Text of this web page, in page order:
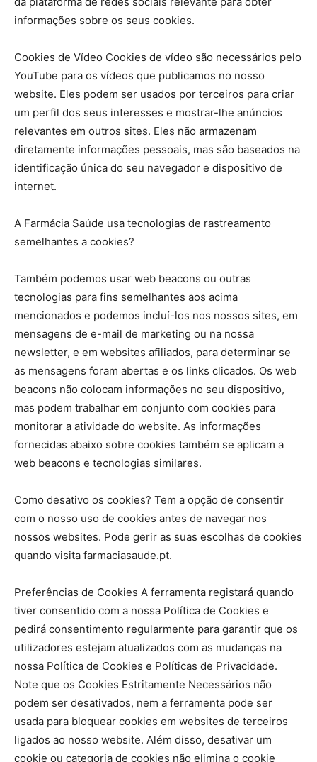
informações sobre os seus cookies.
Cookies de Vídeo Cookies de vídeo são necessários pelo
YouTube para os vídeos que publicamos no nosso
website. Eles podem ser usados por terceiros para criar
um perfil dos seus interesses e mostrar-lhe anúncios
relevantes em outros sites. Eles não armazenam
diretamente informações pessoais, mas são baseados na
identificação única do seu navegador e dispositivo de
internet.
A Farmácia Saúde usa tecnologias de rastreamento
semelhantes a cookies?
Também podemos usar web beacons ou outras
tecnologias para fins semelhantes aos acima
mencionados e podemos incluí-los nos nossos sites, em
mensagens de e-mail de marketing ou na nossa
newsletter, e em websites afiliados, para determinar se
as mensagens foram abertas e os links clicados. Os web
beacons não colocam informações no seu dispositivo,
mas podem trabalhar em conjunto com cookies para
monitorar a atividade do website. As informações
fornecidas abaixo sobre cookies também se aplicam a
web beacons e tecnologias similares.
Como desativo os cookies? Tem a opção de consentir
com o nosso uso de cookies antes de navegar nos
nossos websites. Pode gerir as suas escolhas de cookies
quando visita farmaciasaude.pt.
Preferências de Cookies A ferramenta registará quando
tiver consentido com a nossa Política de Cookies e
pedirá consentimento regularmente para garantir que os
utilizadores estejam atualizados com as mudanças na
nossa Política de Cookies e Políticas de Privacidade.
Note que os Cookies Estritamente Necessários não
podem ser desativados, nem a ferramenta pode ser
usada para bloquear cookies em websites de terceiros
ligados ao nosso website. Além disso, desativar um
cookie ou categoria de cookies não elimina o cookie